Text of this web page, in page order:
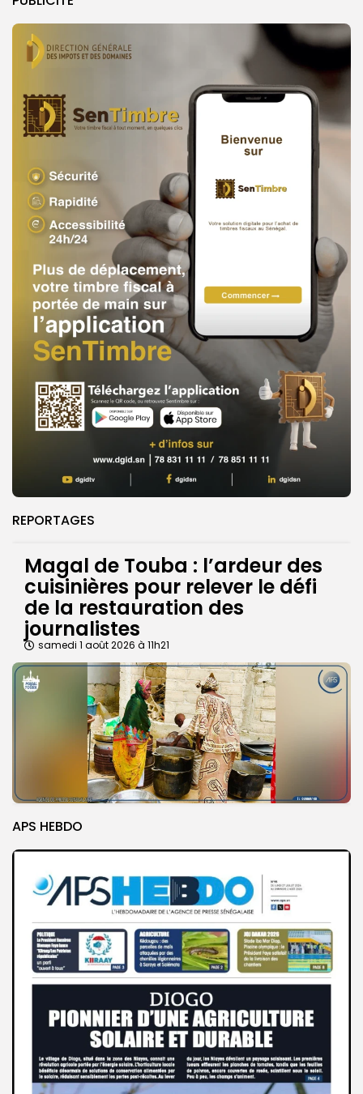
REPORTAGES
Magal de Touba : l’ardeur des
cuisinières pour relever le défi
de la restauration des
journalistes
samedi 1 août 2026 à 11h21
APS HEBDO